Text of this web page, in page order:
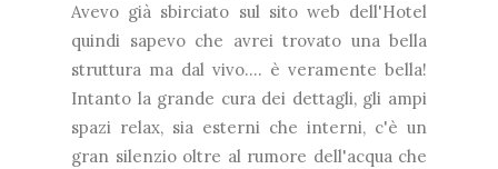
Avevo già sbirciato sul sito web dell'Hotel
quindi sapevo che avrei trovato una bella
struttura ma dal vivo.... è veramente bella!
Intanto la grande cura dei dettagli, gli ampi
spazi relax, sia esterni che interni, c'è un
gran silenzio oltre al rumore dell'acqua che